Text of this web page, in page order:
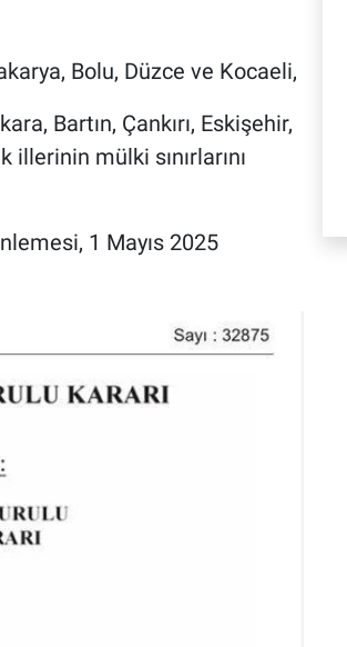
Bolu, Düzce ve Kocaeli,
Bartın, Çankırı, Eskişehir,
illerinin mülki sınırlarını
1 Mayıs 2025